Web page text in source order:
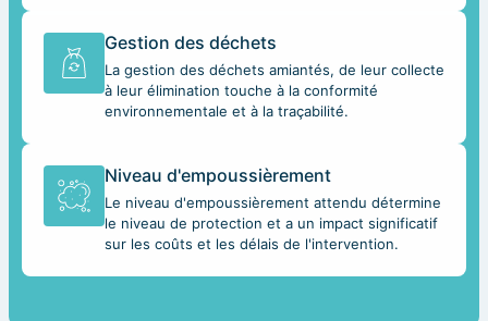
Gestion des déchets
La gestion des déchets amiantés, de leur collecte
à leur élimination touche à la conformité
environnementale et à la traçabilité.
Niveau d'empoussièrement
Le niveau d'empoussièrement attendu détermine
le niveau de protection et a un impact significatif
sur les coûts et les délais de l'intervention.